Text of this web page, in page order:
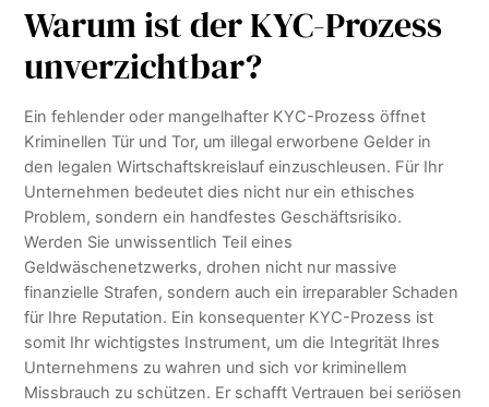
Warum ist der KYC-Prozess
unverzichtbar?
Ein fehlender oder mangelhafter KYC-Prozess öffnet
Kriminellen Tür und Tor, um illegal erworbene Gelder in
den legalen Wirtschaftskreislauf einzuschleusen. Für Ihr
Unternehmen bedeutet dies nicht nur ein ethisches
Problem, sondern ein handfestes Geschäftsrisiko.
Werden Sie unwissentlich Teil eines
Geldwäschenetzwerks, drohen nicht nur massive
finanzielle Strafen, sondern auch ein irreparabler Schaden
für Ihre Reputation. Ein konsequenter KYC-Prozess ist
somit Ihr wichtigstes Instrument, um die Integrität Ihres
Unternehmens zu wahren und sich vor kriminellem
Missbrauch zu schützen. Er schafft Vertrauen bei seriösen